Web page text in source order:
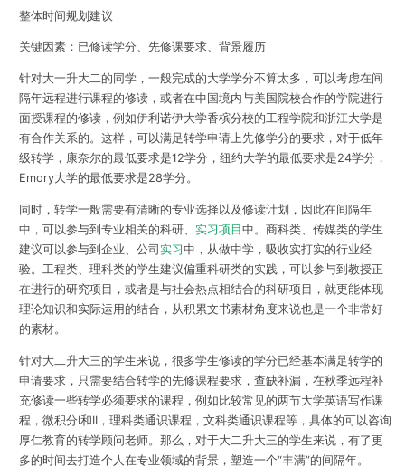
整体时间规划建议
关键因素： 已修读学分、先修课要求、背景履历
针对大一升大二的同学， 一般完成的大学学分不算太多，可以考虑在间
隔年远程进行课程的修读，或者在中国境内与美国院校合作的学院进行
面授课程的修读，例如伊利诺伊大学香槟分校的工程学院和浙江大学是
有合作关系的。这样，可以满足转学申请上先修学分的要求，对于低年
级转学，康奈尔的最低要求是12学分，纽约大学的最低要求是24学分，
Emory大学的最低要求是28学分。
同时， 转学一般需要有清晰的专业选择以及修读计划，因此在间隔年
中，可以参与到专业相关的科研、 实习项目 中。 商科类、传媒类的学生
建议可以参与到企业、公司 实习中，从做中学，吸收实打实的行业经
验。工程类、理科类的学生建议偏重科研类的实践，可以参与到教授正
在进行的研究项目，或者是与社会热点相结合的科研项目，就更能体现
理论知识和实际运用的结合，从积累文书素材角度来说也是一个非常好
的素材。
针对大二升大三的学生来说，很多学生修读的学分已经基本满足转学的
申请要求，只需要结合转学的先修课程要求，查缺补漏，在秋季远程补
充修读一些转学必须要求的课程，例如比较常见的两节大学英语写作课
程，微积分I和II，理科类通识课程，文科类通识课程等，具体的可以咨询
厚仁教育的转学顾问老师。那么，对于大二升大三的学生来说，有了更
多的时间去打造个人在专业领域的背景，塑造一个“丰满”的间隔年。